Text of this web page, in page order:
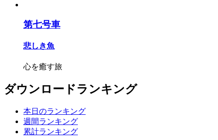
第七号車
悲しき魚
心を癒す旅
ダウンロードランキング
本日のランキング
週間ランキング
累計ランキング